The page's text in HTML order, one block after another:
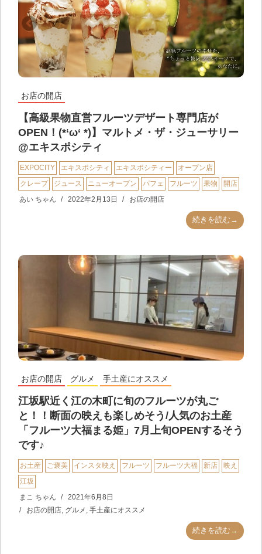
お店の開店
【高級果物直営フルーツデザート専門店が
OPEN！(*‘ω‘ *)】マルトメ・ザ・ジューサリー
@エキスポシティ
EXPOCITY エキスポシティ エキスポシティー
オープン店
クレープ
ジュース ニューオープン パフェ フルーツ 果物
開店
あい ちゃん
2022年2月13日 お店の開店
続きを読む→
お店の開店 グルメ 手土産にオススメ
江坂駅近く江の木町に旬のフルーツが丸ご
と！！断面の映えも楽しめそう/人気のお土産
「フルーツ大福まる姫」7月上旬OPENするそう
です♪
お土産 ご褒美 インスタ映え フルーツ フルーツ大福 新店
映え
江坂
まこ ちゃん
2021年6月8日
お店の開店 グルメ 手土産にオススメ
続きを読む→